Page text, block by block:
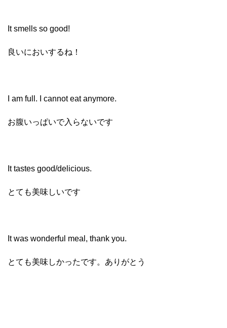
It smells so good!
良いにおいするね！
I am full. I cannot eat anymore.
お腹いっぱいで入らないです
It tastes good/delicious.
とても美味しいです
It was wonderful meal, thank you.
とても美味しかったです。ありがとう